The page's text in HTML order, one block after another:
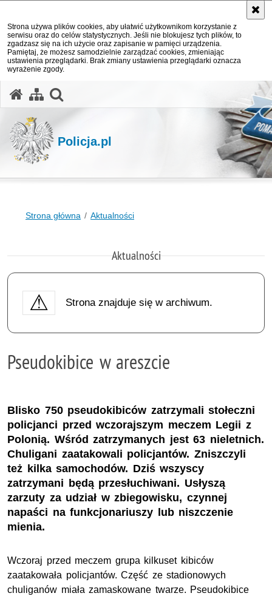
Strona używa plików cookies, aby ułatwić użytkownikom korzystanie z
serwisu oraz do celów statystycznych. Jeśli nie blokujesz tych plików, to
zgadzasz się na ich użycie oraz zapisanie w pamięci urządzenia.
Pamiętaj, że możesz samodzielnie zarządzać cookies, zmieniając
ustawienia przeglądarki. Brak zmiany ustawienia przeglądarki oznacza
wyrażenie zgody.
Policja.pl
Strona główna Aktualności
Aktualności
Strona znajduje się w archiwum.
Pseudokibice w areszcie
Blisko 750 pseudokibiców zatrzymali stołeczni
policjanci przed wczorajszym meczem Legii z
Polonią. Wśród zatrzymanych jest 63 nieletnich.
Chuligani zaatakowali policjantów. Zniszczyli
też kilka samochodów. Dziś wszyscy
zatrzymani będą przesłuchiwani. Usłyszą
zarzuty za udział w zbiegowisku, czynnej
napaści na funkcjonariuszy lub niszczenie
mienia.
Wczoraj przed meczem grupa kilkuset kibiców
zaatakowała policjantów. Część ze stadionowych
chuliganów miała zamaskowane twarze. Pseudokibice